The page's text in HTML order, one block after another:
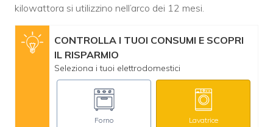
kilowattora si utilizzino nell’arco dei 12 mesi.
CONTROLLA I TUOI CONSUMI E SCOPRI
IL RISPARMIO
Seleziona i tuoi elettrodomestici
Forno Lavatrice